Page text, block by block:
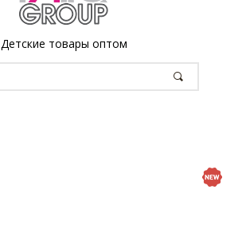
Детские товары оптом